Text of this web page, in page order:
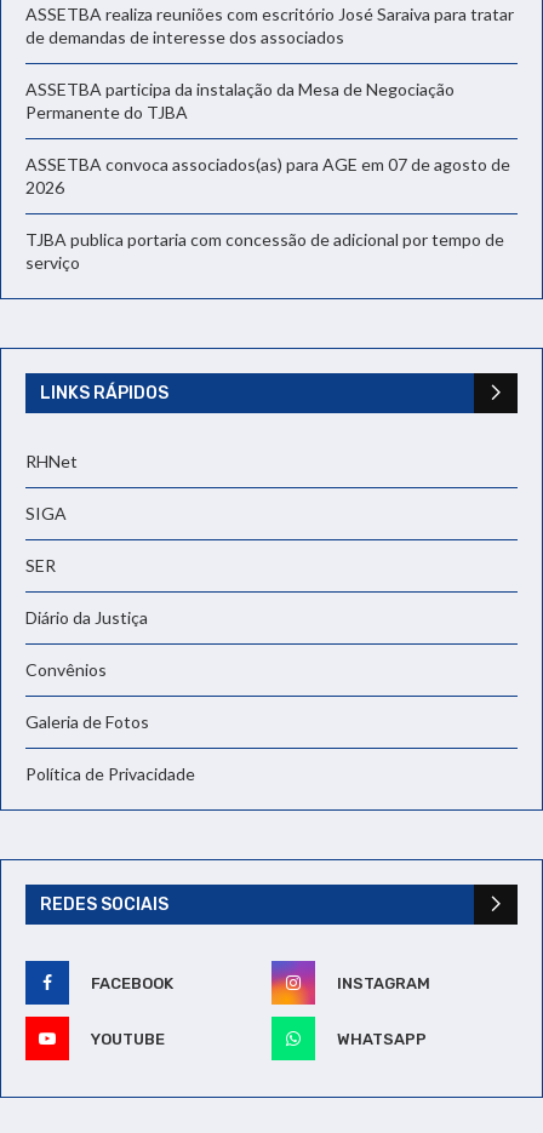
ASSETBA realiza reuniões com escritório José Saraiva para tratar
de demandas de interesse dos associados
ASSETBA participa da instalação da Mesa de Negociação
Permanente do TJBA
ASSETBA convoca associados(as) para AGE em 07 de agosto de
2026
TJBA publica portaria com concessão de adicional por tempo de
serviço
LINKS RÁPIDOS
RHNet
SIGA
SER
Diário da Justiça
Convênios
Galeria de Fotos
Política de Privacidade
REDES SOCIAIS
FACEBOOK INSTAGRAM
YOUTUBE WHATSAPP